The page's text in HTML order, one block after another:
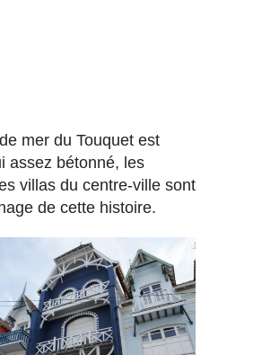
mer du Touquet est
assez bétonné, les
villas du centre-ville sont
de cette histoire.